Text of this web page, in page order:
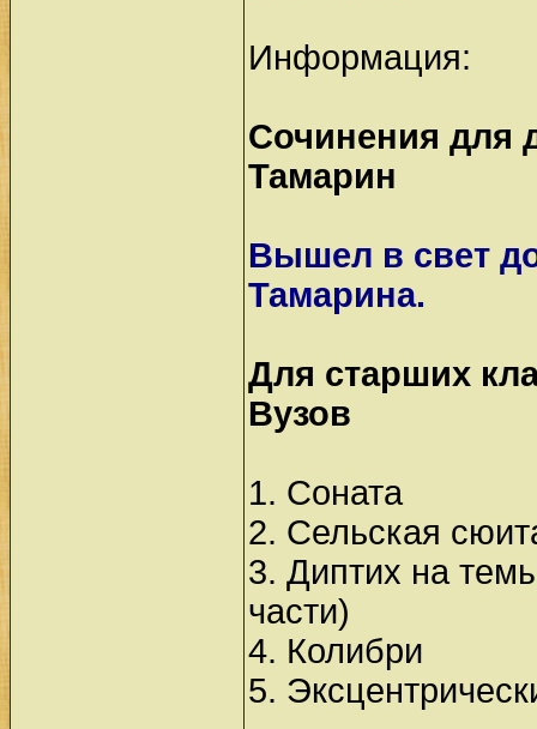
Информация:
Сочинения для
Тамарин
Вышел в свет
Тамарина.
Для старших
Вузов
1. Соната
2. Сельская
3. Диптих на
части)
4. Колибри
5.